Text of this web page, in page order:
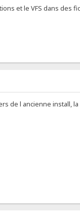
et le VFS dans des
de l ancienne install,